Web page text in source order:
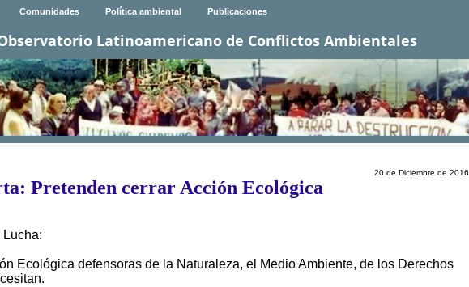
Comunidades Política ambiental Publicaciones
Latinoamericano de Conflictos Ambientales
20 de Diciembre de 2016
Pretenden cerrar Acción Ecológica
Ecológica defensoras de la Naturaleza, el Medio Ambiente, de los Derechos